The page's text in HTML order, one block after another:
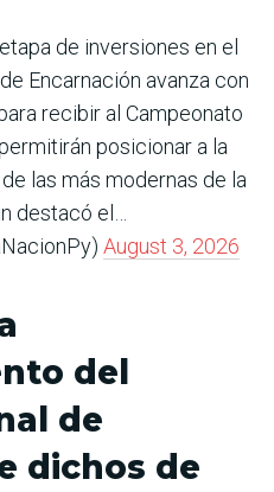
etapa de inversiones en el
Encarnación avanza con
recibir al Campeonato
posicionar a la
las más modernas de la
destacó el…
August 3, 2026
del
de
dichos de